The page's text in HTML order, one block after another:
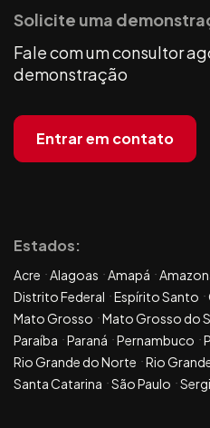
Solicite uma
Fale com um consultor
demonstração
Entrar em contato
Estados:
Acre Alagoas Amapá
Distrito Federal
Espírito Santo
Mato Grosso
Mato Grosso do
Paraíba
Paraná Pernambuco
Rio Grande do Norte
Rio
Santa Catarina
São Paulo